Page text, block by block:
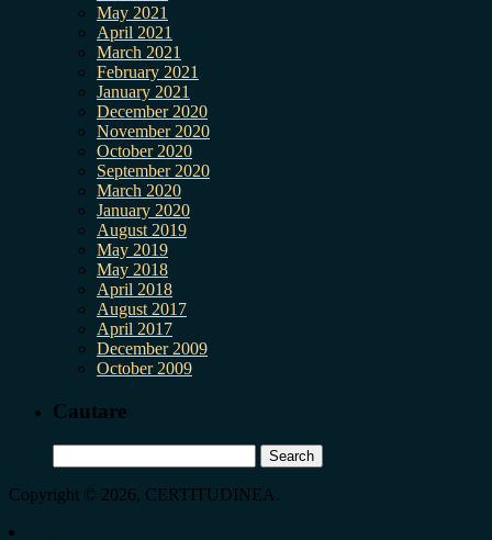
May 2021
April 2021
March 2021
February 2021
January 2021
December 2020
November 2020
October 2020
September 2020
March 2020
January 2020
August 2019
May 2019
May 2018
April 2018
August 2017
April 2017
December 2009
October 2009
Cautare
for:
Copyright © 2026, CERTITUDINEA.